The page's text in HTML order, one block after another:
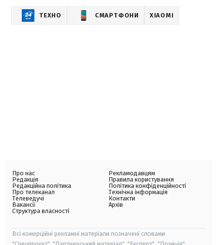
ТЕХНО СМАРТФОНИ XIAOMI
Про нас
Редакція
Редакційна політика
Про телеканал
Телеведучі
Вакансії
Структура власності
Рекламодавцям
Правила користування
Політика конфіденційності
Технічна інформація
Контакти
Архів
Всі комерційні рекламні матеріали позначені словами